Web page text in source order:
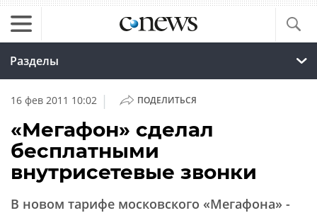
Разделы
16 фев 2011 10:02 | ПОДЕЛИТЬСЯ
«Мегафон» сделал
бесплатными
внутрисетевые звонки
В новом тарифе московского «Мегафона» -